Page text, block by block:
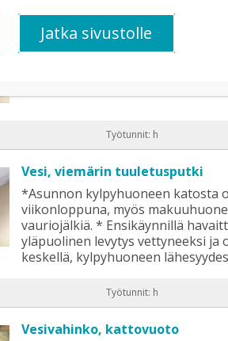
Vesi, viemärin tuuletusputki
Työtunnit: h
Vesi, viemärin tuuletusputki
*Asunnon kylpyhuoneen katosta
viikonloppuna, myös
vauriojälkiä. * Ensikäynnillä
yläpuolinen levytys vettyneeksi ja
keskellä, kylpyhuoneen
Työtunnit: h
Vesivahinko, kattovuoto
Jatka sivustolle